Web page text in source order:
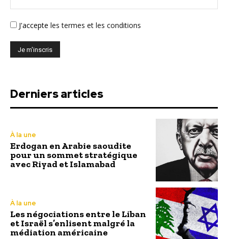
J'accepte les termes et les conditions
Derniers articles
À la une
Erdogan en Arabie saoudite
pour un sommet stratégique
avec Riyad et Islamabad
À la une
Les négociations entre le Liban
et Israël s’enlisent malgré la
médiation américaine